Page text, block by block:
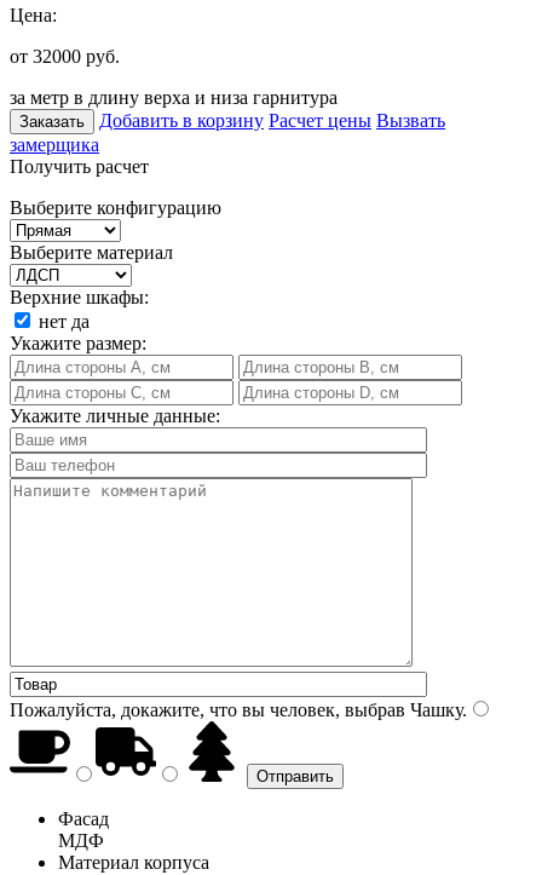
Цена:
от 32000 руб.
за метр в длину верха и низа гарнитура
Заказать Добавить в корзину Расчет цены Вызвать
замерщика
Получить расчет
Выберите конфигурацию
Выберите материал
Верхние шкафы:
нет да
Укажите размер:
Укажите личные данные:
Пожалуйста, докажите, что вы человек, выбрав Чашку.
Фасад
МДФ
Материал корпуса